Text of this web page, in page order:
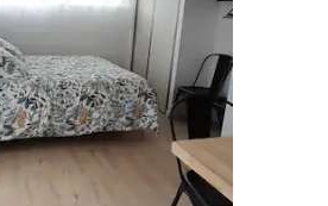
），共 71 条评价